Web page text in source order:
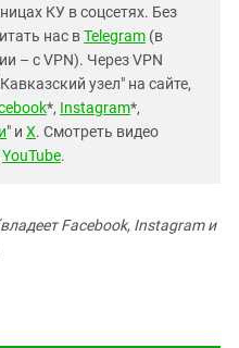
КУ в соцсетях. Без
нас вTelegram (в
– с VPN). Через VPN
узел" на сайте,
*, Instagram*,
" и X. Смотреть видео
YouTube.
Facebook, Instagram и